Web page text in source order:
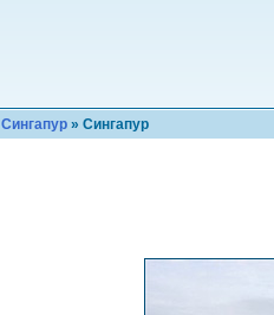
Сингапур » Сингапур